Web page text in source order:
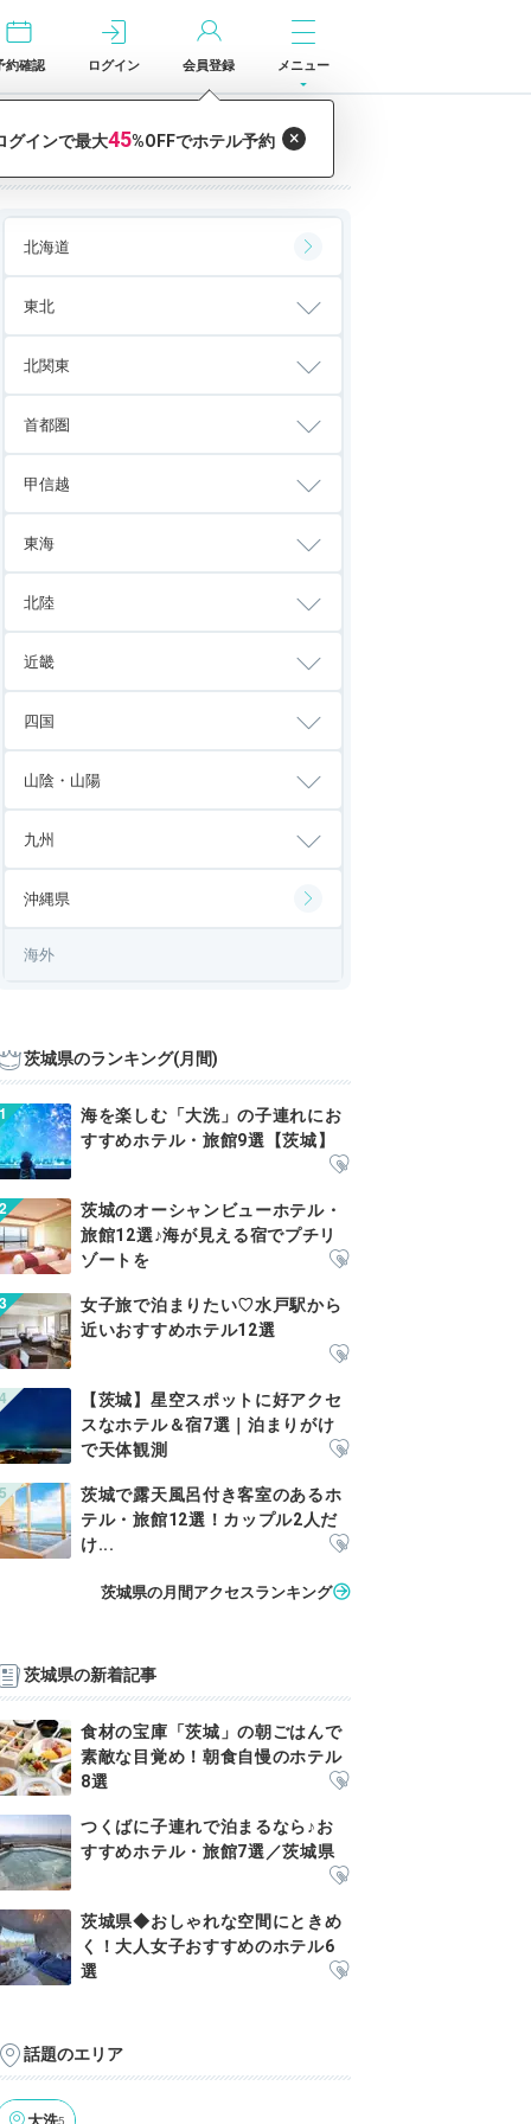
約確認 ログイン 会員登録 メニュー
北海道
東北
北関東
首都圏
甲信越
東海
北陸
近畿
四国
山陰・山陽
九州
沖縄県
海外
茨城県のランキング(月間)
海を楽しむ「大洗」の子連れにお
すすめホテル・旅館9選【茨城】
茨城のオーシャンビューホテル・
旅館12選♪海が見える宿でプチリ
ゾートを
女子旅で泊まりたい♡水戸駅から
近いおすすめホテル12選
【茨城】星空スポットに好アクセ
スなホテル＆宿7選｜泊まりがけ
で天体観測
茨城で露天風呂付き客室のあるホ
テル・旅館12選！カップル2人だ
け...
茨城県の月間アクセスランキング
茨城県の新着記事
食材の宝庫「茨城」の朝ごはんで
素敵な目覚め！朝食自慢のホテル
8選
つくばに子連れで泊まるなら♪お
すすめホテル・旅館7選／茨城県
茨城県◆おしゃれな空間にときめ
く！大人女子おすすめのホテル6
選
話題のエリア
大洗5